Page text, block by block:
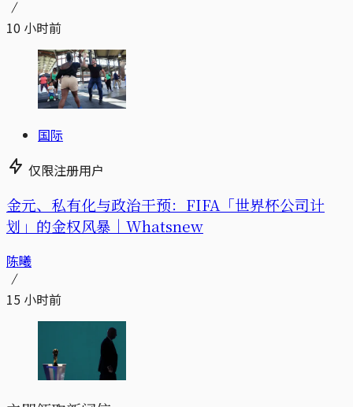
10 小时前
国际
仅限注册用户
金元、私有化与政治干预：FIFA「世界杯公司计
划」的金权风暴｜Whatsnew
陈曦
15 小时前